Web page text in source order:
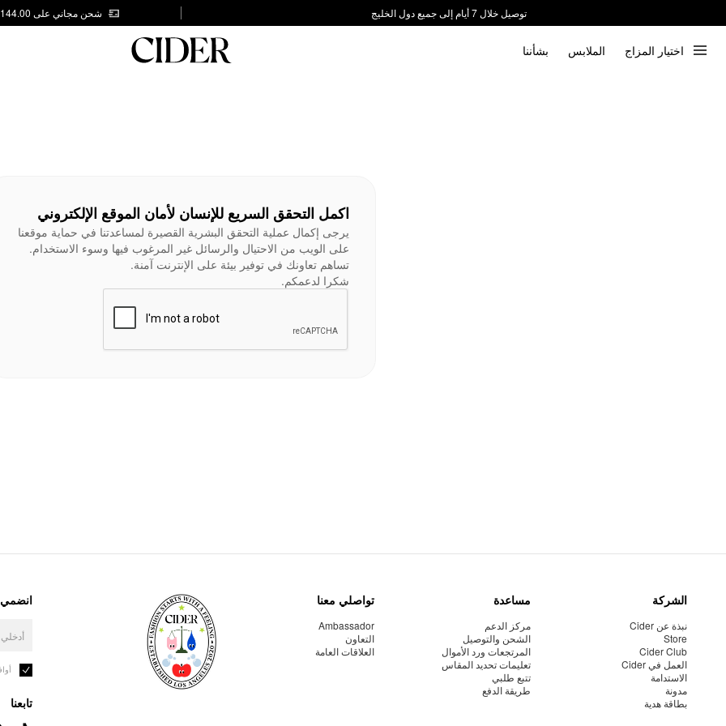
توصيل خلال 7 أيام إلى جميع دول الخليج
شحن مجاني على AED 144.00
اختيار المزاج الملابس بشأننا
اكمل التحقق السريع للإنسان لأمان الموقع الإلكتروني
يرجى إكمال عملية التحقق البشرية القصيرة لمساعدتنا في حماية موقعنا
على الويب من الاحتيال والرسائل غير المرغوب فيها وسوء الاستخدام.
تساهم تعاونك في توفير بيئة على الإنترنت آمنة.
شكرا لدعمكم.
الشركة
نبذة عن Cider
Store
Cider Club
العمل في Cider
الاستدامة
مدونة
بطاقة هدية
مساعدة
مركز الدعم
الشحن والتوصيل
المرتجعات ورد الأموال
تعليمات تحديد المقاس
تتبع طلبي
طريقة الدفع
تواصلي معنا
Ambassador
التعاون
العلاقات العامة
انضمي
تابعنا